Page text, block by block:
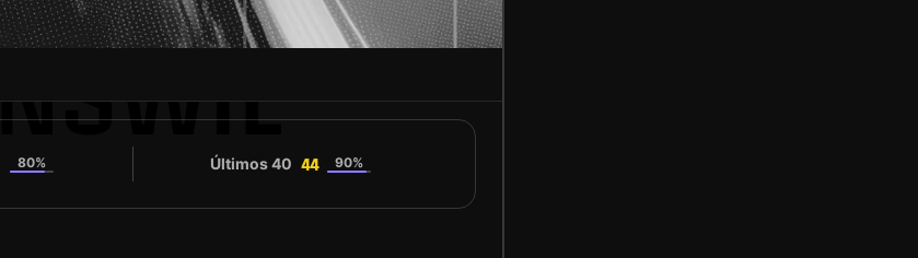
80% Últimos 40 44 90%